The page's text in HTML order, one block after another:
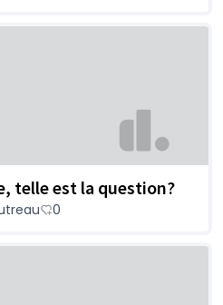
telle est la question?
0